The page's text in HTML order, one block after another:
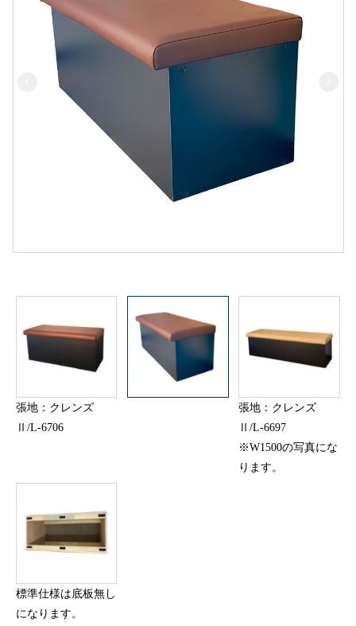
張地：クレンズ
Ⅱ/L-6706
張地：クレンズ
Ⅱ/L-6697
※W1500の写真にな
ります。
標準仕様は底板無し
になります。